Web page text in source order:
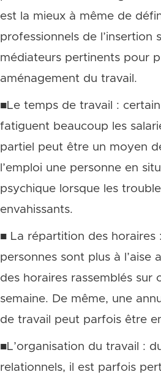
est la mieux à même de
professionnels de l’insertion
médiateurs pertinents pour
aménagement du travail.
■Le temps de travail :
fatiguent beaucoup les
partiel peut être un moyen
l’emploi une personne en
psychique lorsque les
envahissants.
■ La répartition des horaires
personnes sont plus à l’aise
des horaires rassemblés sur
semaine. De même, une
de travail peut parfois être
■L’organisation du travail :
relationnels, il est parfois